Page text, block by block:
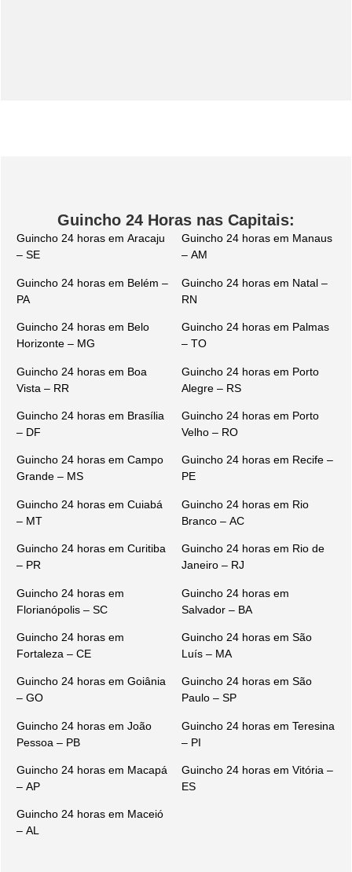
Guincho 24 Horas nas Capitais:
Guincho 24 horas em Aracaju
– SE
Guincho 24 horas em Belém –
PA
Guincho 24 horas em Belo
Horizonte – MG
Guincho 24 horas em Boa
Vista – RR
Guincho 24 horas em Brasília
– DF
Guincho 24 horas em Campo
Grande – MS
Guincho 24 horas em Cuiabá
– MT
Guincho 24 horas em Curitiba
– PR
Guincho 24 horas em
Florianópolis – SC
Guincho 24 horas em
Fortaleza – CE
Guincho 24 horas em Goiânia
– GO
Guincho 24 horas em João
Pessoa – PB
Guincho 24 horas em Macapá
– AP
Guincho 24 horas em Maceió
– AL
Guincho 24 horas em Manaus
– AM
Guincho 24 horas em Natal –
RN
Guincho 24 horas em Palmas
– TO
Guincho 24 horas em Porto
Alegre – RS
Guincho 24 horas em Porto
Velho – RO
Guincho 24 horas em Recife –
PE
Guincho 24 horas em Rio
Branco – AC
Guincho 24 horas em Rio de
Janeiro – RJ
Guincho 24 horas em
Salvador – BA
Guincho 24 horas em São
Luís – MA
Guincho 24 horas em São
Paulo – SP
Guincho 24 horas em Teresina
– PI
Guincho 24 horas em Vitória –
ES